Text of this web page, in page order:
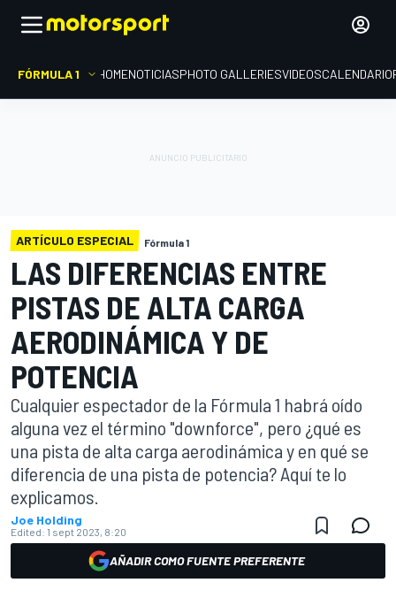
FÓRMULA 1 HOMENOTICIASPHOTO GALLERIESVIDEOSCALENDARIO
ARTÍCULO ESPECIAL Fórmula 1
LAS DIFERENCIAS ENTRE
PISTAS DE ALTA CARGA
AERODINÁMICA Y DE
POTENCIA
Cualquier espectador de la Fórmula 1 habrá oído
alguna vez el término "downforce", pero ¿qué es
una pista de alta carga aerodinámica y en qué se
diferencia de una pista de potencia? Aquí te lo
explicamos.
Joe Holding
Edited: 1 sept 2023, 8:20
AÑADIR COMO FUENTE PREFERENTE